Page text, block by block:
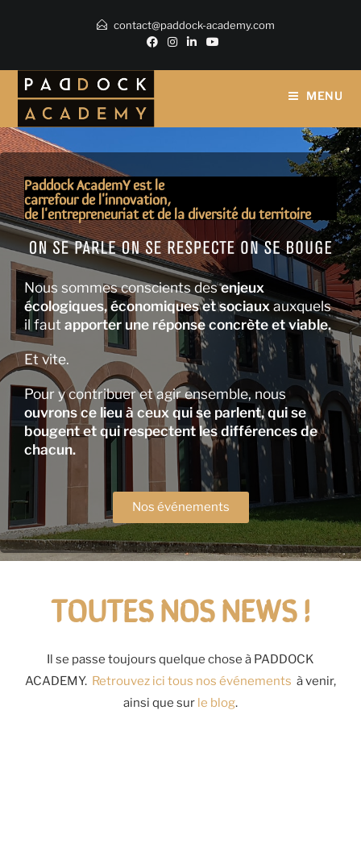
contact@paddock-academy.com
MENU
Paddock AcademY est le
carrefour de l'innovation,
de l'entrepreneuriat et de la diversité du territoire
Nous sommes conscients desenjeux
écologiques, économiques et sociauxauxquels
il faut apporter une réponse concrète et viable.
Et vite.
Pour y contribuer et agir ensemble, nous
ouvrons ce lieu à ceux qui se parlent, qui se
bougent et qui respectent les différences de
chacun.
Nos événements
TOUTES NOS NEWS !
Il se passe toujours quelque chose à PADDOCK
ACADEMY. Retrouvez ici tous nos événements à venir,
ainsi que sur le blog.